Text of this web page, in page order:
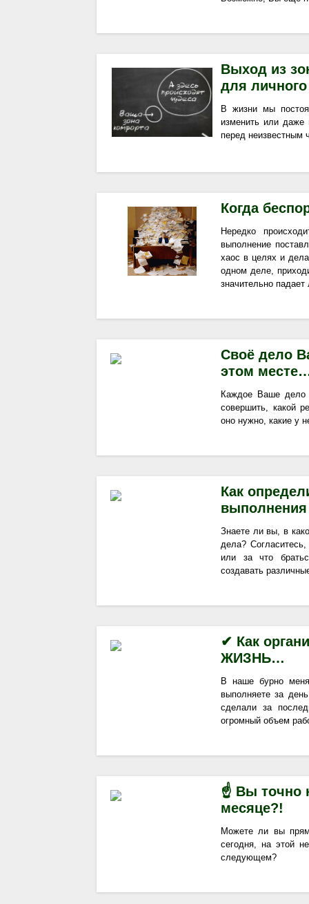
Выход из
для
В жизни мы
изменить или даже
перед неизвестным
Когда
Нередко
выполнение
хаос в целях и
одном деле,
значительно
Своё дело
этом
Каждое Ваше дело
совершить, какой
оно нужно, какие у
Как
Знаете ли вы, в
дела?
или за что
создавать
✔ Как
ЖИЗНЬ…
В наше бурно
выполняете за
сделали за
огромный объем
☝ Вы точно
месяце?!
Можете ли вы
сегодня, на этой
следующем?